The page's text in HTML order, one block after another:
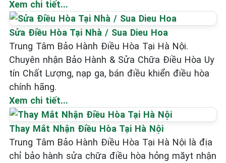
Xem chi tiết...
Sửa Điều Hòa Tại Nhà / Sua Dieu Hoa
Trung Tâm Bảo Hành Điều Hòa Tại Hà Nội.
Chuyên nhận Bảo Hành & Sửa Chữa Điều Hòa Uy
tín Chất Lượng, nạp ga, bán điều khiển điều hòa
chính hãng.
Xem chi tiết...
Thay Mắt Nhận Điều Hòa Tại Hà Nội
Trung Tâm Bảo Hành Điều Hòa Tại Hà Nội là địa
chỉ bảo hành sửa chữa điều hòa hỏng măyt nhận